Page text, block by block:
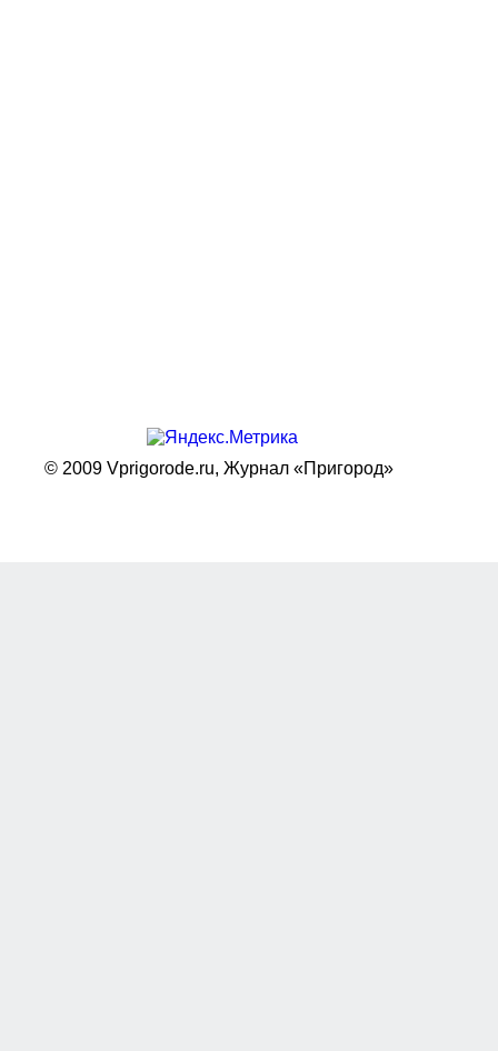
© 2009 Vprigorode.ru, Журнал «Пригород»